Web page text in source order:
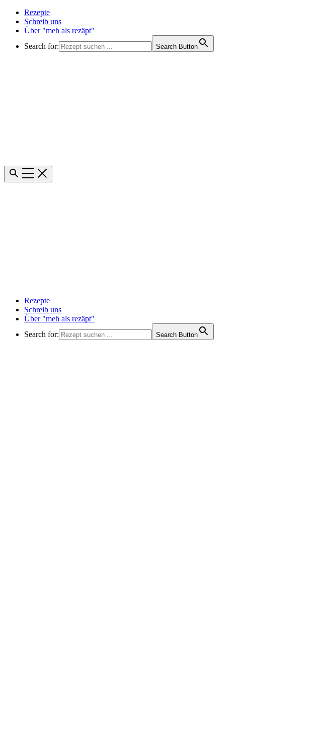
Rezepte
Schreib uns
Über "meh als rezäpt"
Search for:
Search Button
Rezepte
Schreib uns
Über "meh als rezäpt"
Search for:
Search Button